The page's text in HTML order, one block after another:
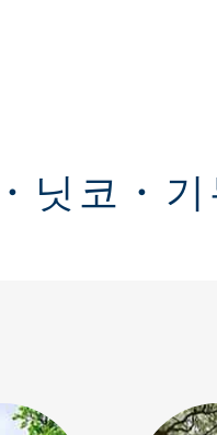
닛코・